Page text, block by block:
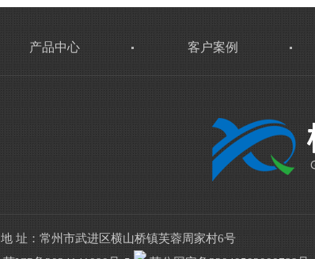
产品中心 客户案例
地 址：常州市武进区横山桥镇芙蓉周家村6号